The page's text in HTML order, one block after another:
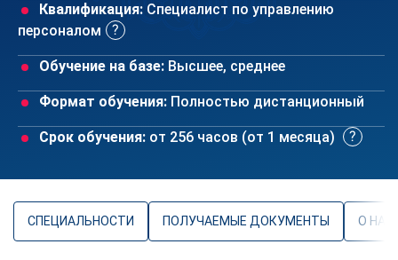
Квалификация: Специалист по управлению
персоналом
Обучение на базе: Высшее, среднее
Формат обучения: Полностью дистанционный
Срок обучения: от 256 часов (от 1 месяца)
СПЕЦИАЛЬНОСТИ ПОЛУЧАЕМЫЕ ДОКУМЕНТЫ О